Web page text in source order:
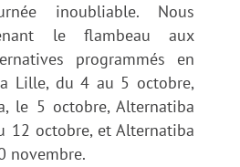
inoubliable. Nous
le flambeau aux
programmés en
Lille, du 4 au 5 octobre,
le 5 octobre, Alternatiba
12 octobre, et Alternatiba
novembre.